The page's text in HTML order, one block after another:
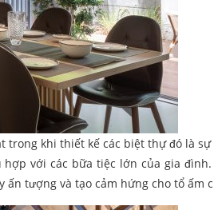
khi thiết kế các biệt thự đó là sự
với các bữa tiệc lớn của gia đình.
tượng và tạo cảm hứng cho tổ ấm